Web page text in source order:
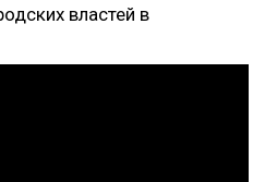
властей в